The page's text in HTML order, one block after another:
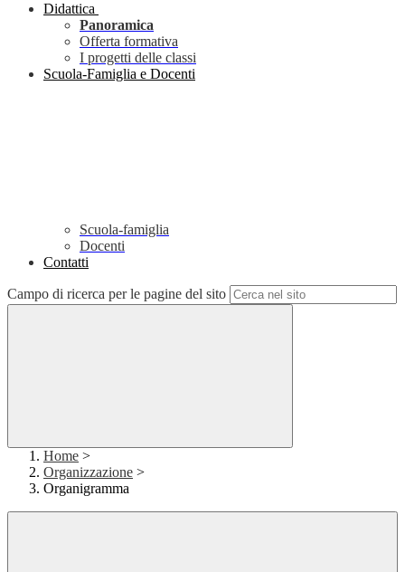
Didattica
Panoramica
Offerta formativa
I progetti delle classi
Scuola-Famiglia e Docenti
Scuola-famiglia
Docenti
Contatti
Campo di ricerca per le pagine del sito
Home >
Organizzazione >
Organigramma